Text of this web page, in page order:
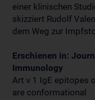
einer klinischen
skizziert Rudolf
dem Weg zur
Erschienen in:
Immunology
Art v 1 IgE epitopes
are conformational